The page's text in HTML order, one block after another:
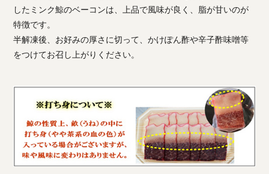
したミンク鯨のベーコンは、上品で風味が良く、脂が甘いのが
特徴です。
半解凍後、お好みの厚さに切って、かけぽん酢や辛子酢味噌等
をつけてお召し上がりください。